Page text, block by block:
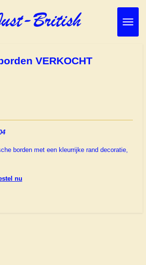
VERKOCHT
borden met een kleurrijke rand decoratie,
nu